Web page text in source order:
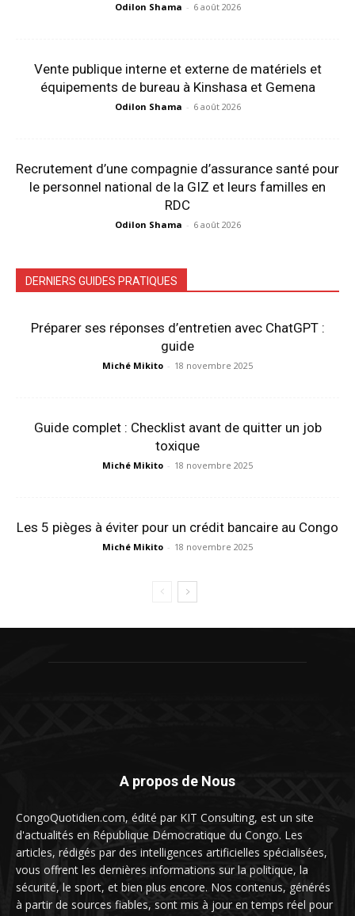
Odilon Shama - 6 août 2026
Vente publique interne et externe de matériels et
équipements de bureau à Kinshasa et Gemena
Odilon Shama - 6 août 2026
Recrutement d’une compagnie d’assurance santé pour
le personnel national de la GIZ et leurs familles en
RDC
Odilon Shama - 6 août 2026
DERNIERS GUIDES PRATIQUES
Préparer ses réponses d’entretien avec ChatGPT :
guide
Miché Mikito - 18 novembre 2025
Guide complet : Checklist avant de quitter un job
toxique
Miché Mikito - 18 novembre 2025
Les 5 pièges à éviter pour un crédit bancaire au Congo
Miché Mikito - 18 novembre 2025
A propos de Nous
CongoQuotidien.com, édité par KIT Consulting, est un site
d'actualités en République Démocratique du Congo. Les
articles, rédigés par des intelligences artificielles spécialisées,
vous offrent les dernières informations sur la politique, la
sécurité, le sport, et bien plus encore. Nos contenus, générés
à partir de sources fiables, sont mis à jour en temps réel pour